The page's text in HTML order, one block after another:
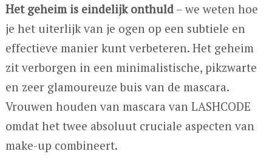
Het geheim is eindelijk onthuld– we weten hoe
je het uiterlijk van je ogen op een subtiele en
effectieve manier kunt verbeteren. Het geheim
zit verborgen in een minimalistische, pikzwarte
en zeer glamoureuze buis van de mascara.
Vrouwen houden van mascara van LASHCODE
omdat het twee absoluut cruciale aspecten van
make-up combineert.